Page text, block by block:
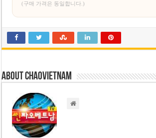
(구매 가격은 동일합니다.)
About chaovietnam